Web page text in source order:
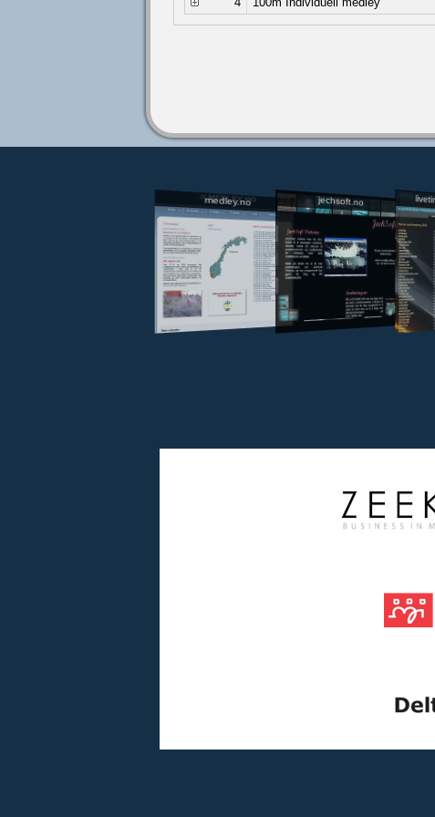
medley.no jechsoft.no